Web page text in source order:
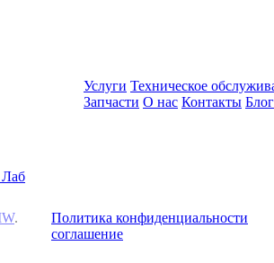
Услуги Техническое
Запчасти О нас Контакты Блог
. Политика конфиденциальности
соглашение